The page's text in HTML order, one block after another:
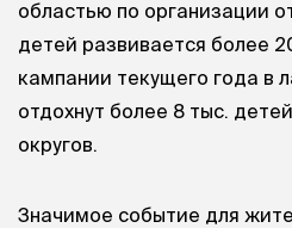
областью по организации
детей развивается более
кампании текущего года в
отдохнут более 8 тыс.
округов.
Значимое событие для